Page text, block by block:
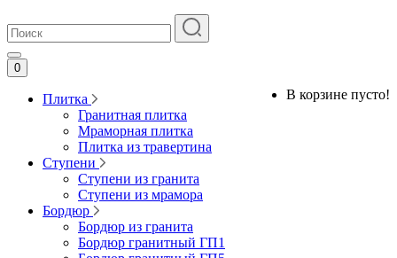
0
В корзине пусто!
Плитка
Гранитная плитка
Мраморная плитка
Плитка из травертина
Ступени
Ступени из гранита
Ступени из мрамора
Бордюр
Бордюр из гранита
Бордюр гранитный ГП1